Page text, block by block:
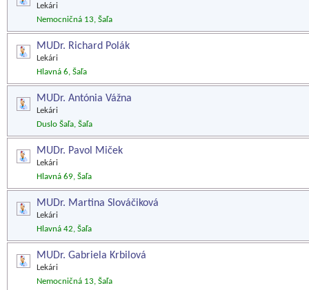
Lekári
Nemocničná 13, Šaľa
MUDr. Richard Polák
Lekári
Hlavná 6, Šaľa
MUDr. Antónia Vážna
Lekári
Duslo Šaľa, Šaľa
MUDr. Pavol Miček
Lekári
Hlavná 69, Šaľa
MUDr. Martina Slováčiková
Lekári
Hlavná 42, Šaľa
MUDr. Gabriela Krbilová
Lekári
Nemocničná 13, Šaľa